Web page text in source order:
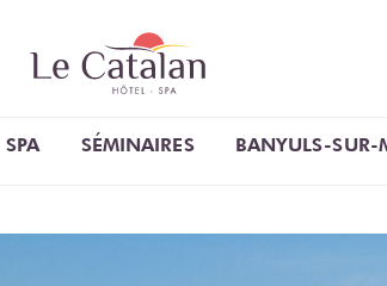
SPA SÉMINAIRES BANYULS-SUR-